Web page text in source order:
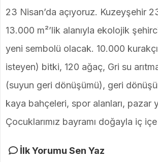
23 Nisan’da açıyoruz. Kuzeyşehir
13.000 m²’lik alanıyla ekolojik
yeni sembolü olacak. 10.000
isteyen) bitki, 120 ağaç, Gri su
(suyun geri dönüşümü), geri
kaya bahçeleri, spor alanları, pazar
Çocuklarımız bayramı doğayla iç
İlk Yorumu Sen Yaz